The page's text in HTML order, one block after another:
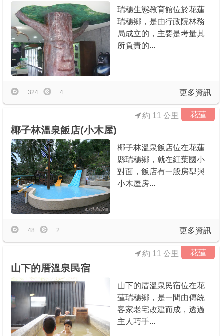
瑞穗生態教育館位於花蓮
瑞穗鄉，是由行政院林務
局成立的，主要是考量其
所負責的...
更多資訊
324 4
花蓮
約 11 公里
椰子林溫泉飯店(小木屋)
椰子林溫泉飯店位在花蓮
縣瑞穗鄉，就在紅葉國小
對面，飯店有一般房型與
小木屋房...
更多資訊
48 2
花蓮
約 11 公里
山下的厝溫泉民宿
山下的厝溫泉民宿位在花
蓮瑞穗鄉，是一間由傳統
客家老宅改建而成，透過
主人巧手...